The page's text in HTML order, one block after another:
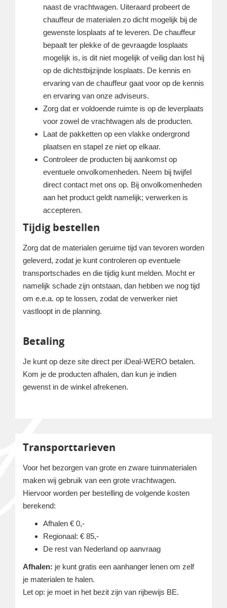
naast de vrachtwagen. Uiteraard probeert de
chauffeur de materialen zo dicht mogelijk bij de
gewenste losplaats af te leveren. De chauffeur
bepaalt ter plekke of de gevraagde losplaats
mogelijk is, is dit niet mogelijk of veilig dan lost hij
op de dichtstbijzijnde losplaats. De kennis en
ervaring van de chauffeur gaat voor op de kennis
en ervaring van onze adviseurs.
Zorg dat er voldoende ruimte is op de leverplaats
voor zowel de vrachtwagen als de producten.
Laat de pakketten op een vlakke ondergrond
plaatsen en stapel ze niet op elkaar.
Controleer de producten bij aankomst op
eventuele onvolkomenheden. Neem bij twijfel
direct contact met ons op. Bij onvolkomenheden
aan het product geldt namelijk; verwerken is
accepteren.
Tijdig bestellen
Zorg dat de materialen geruime tijd van tevoren worden
geleverd, zodat je kunt controleren op eventuele
transportschades en die tijdig kunt melden. Mocht er
namelijk schade zijn ontstaan, dan hebben we nog tijd
om e.e.a. op te lossen, zodat de verwerker niet
vastloopt in de planning.
Betaling
Je kunt op deze site direct per iDeal-WERO betalen.
Kom je de producten afhalen, dan kun je indien
gewenst in de winkel afrekenen.
Transporttarieven
Voor het bezorgen van grote en zware tuinmaterialen
maken wij gebruik van een grote vrachtwagen.
Hiervoor worden per bestelling de volgende kosten
berekend:
Afhalen € 0,-
Regionaal: € 85,-
De rest van Nederland op aanvraag
Afhalen: je kunt gratis een aanhanger lenen om zelf
je materialen te halen.
Let op: je moet in het bezit zijn van rijbewijs BE.